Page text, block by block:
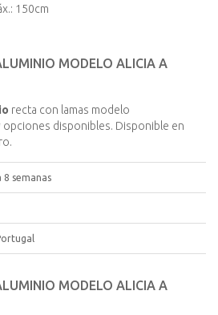
150cm
MODELO ALICIA A
recta con lamas modelo
disponibles. Disponible en
8 semanas
MODELO ALICIA A